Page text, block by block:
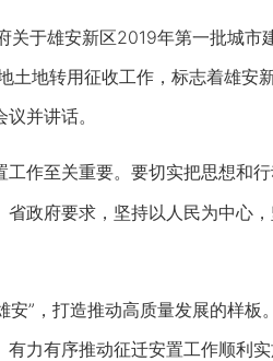
于雄安新区2019年第一批城市
地转用征收工作，标志着雄安
并讲话。
至关重要。要切实把思想和
政府要求，坚持以人民为中心
”，打造推动高质量发展的样板
力有序推动征迁安置工作顺利实